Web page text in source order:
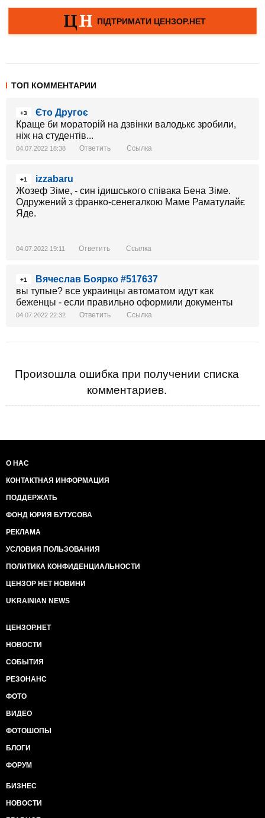
ТОП КОММЕНТАРИИ
+3
Єто Другоє
Краще би мораторій на дзвінки валодькє зробили,
ніж на студентів...
04.07.2022 18:38 Ответить Ссылка
+1
izzabaru
Жозеф Зіме, - син ідишського співака Бена Зіме.
Одружений з франко-сенегалкою Маме Раматулайє
Яде.
04.07.2022 19:11 Ответить Ссылка
+1
Вячеслав Боярко #517637
вы тупые? все украинцы автоматом идут как
беженцы - если правильно оформили документы
04.07.2022 22:32 Ответить Ссылка
Произошла ошибка при получении списка
комментариев.
О НАС
КОНТАКТНАЯ ИНФОРМАЦИЯ
ПОДДЕРЖАТЬ
ФОНД ЮРИЯ БУТУСОВА
РЕКЛАМА
УСЛОВИЯ ПОЛЬЗОВАНИЯ
ПОЛИТИКА КОНФИДЕНЦИАЛЬНОСТИ
ЦЕНЗОР НЕТ НОВИНИ
UKRAINIAN NEWS
ЦЕНЗОР.НЕТ
НОВОСТИ
СОБЫТИЯ
РЕЗОНАНС
ФОТО
ВИДЕО
ФОТОШОПЫ
БЛОГИ
ФОРУМ
БИЗНЕС
НОВОСТИ